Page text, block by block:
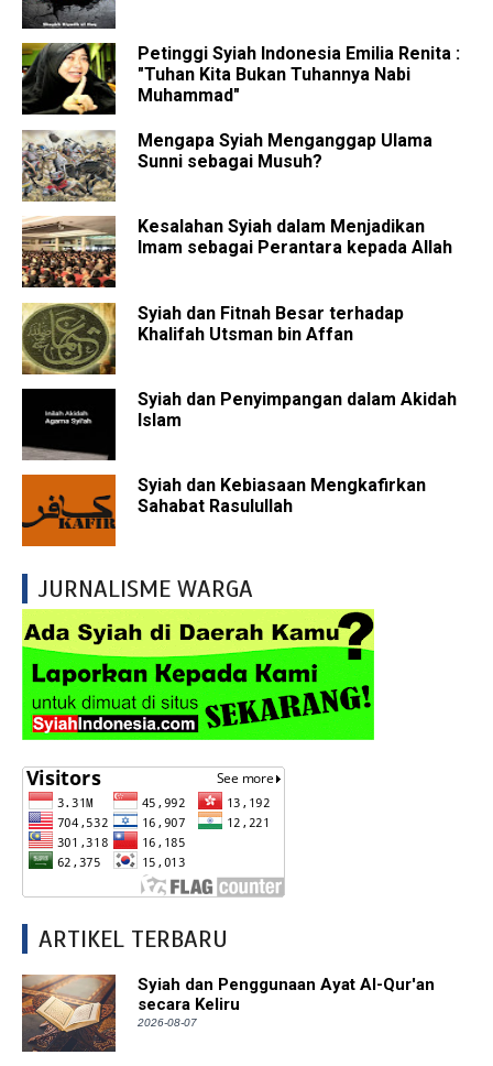
Petinggi Syiah Indonesia Emilia Renita :
"Tuhan Kita Bukan Tuhannya Nabi
Muhammad"
Mengapa Syiah Menganggap Ulama
Sunni sebagai Musuh?
Kesalahan Syiah dalam Menjadikan
Imam sebagai Perantara kepada Allah
Syiah dan Fitnah Besar terhadap
Khalifah Utsman bin Affan
Syiah dan Penyimpangan dalam Akidah
Islam
Syiah dan Kebiasaan Mengkafirkan
Sahabat Rasulullah
JURNALISME WARGA
ARTIKEL TERBARU
Syiah dan Penggunaan Ayat Al-Qur'an
secara Keliru
2026-08-07